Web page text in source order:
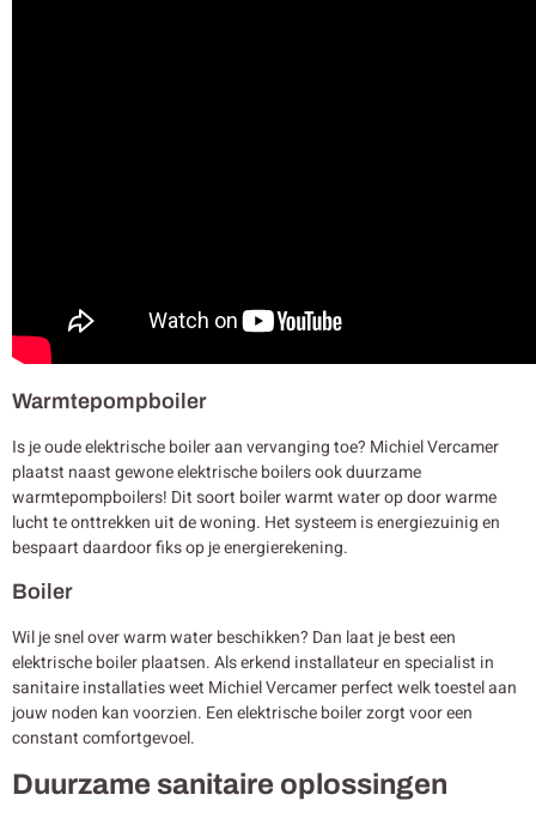
Warmtepompboiler
Is je oude elektrische boiler aan vervanging toe? Michiel Vercamer
plaatst naast gewone elektrische boilers ook duurzame
warmtepompboilers! Dit soort boiler warmt water op door warme
lucht te onttrekken uit de woning. Het systeem is energiezuinig en
bespaart daardoor fiks op je energierekening.
Boiler
Wil je snel over warm water beschikken? Dan laat je best een
elektrische boiler plaatsen. Als erkend installateur en specialist in
sanitaire installaties weet Michiel Vercamer perfect welk toestel aan
jouw noden kan voorzien. Een elektrische boiler zorgt voor een
constant comfortgevoel.
Duurzame sanitaire oplossingen